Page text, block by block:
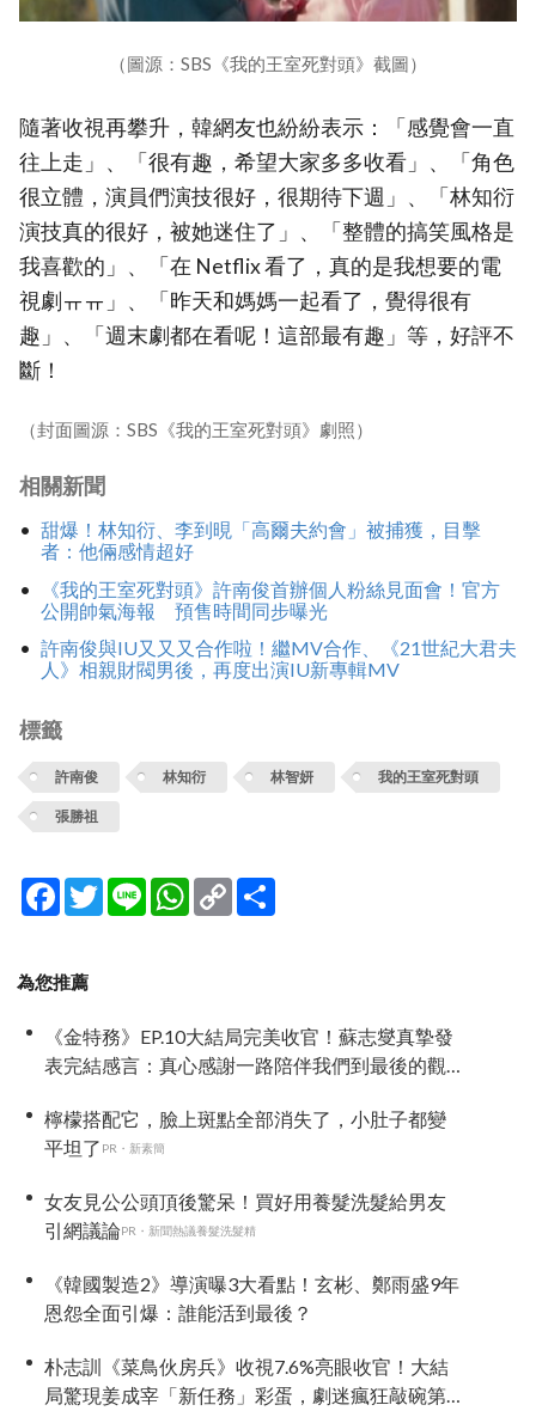
（圖源：SBS《我的王室死對頭》截圖）
隨著收視再攀升，韓網友也紛紛表示：「感覺會一直
往上走」、「很有趣，希望大家多多收看」、「角色
很立體，演員們演技很好，很期待下週」、「林知衍
演技真的很好，被她迷住了」、「整體的搞笑風格是
我喜歡的」、「在 Netflix 看了，真的是我想要的電
視劇ㅠㅠ」、「昨天和媽媽一起看了，覺得很有
趣」、「週末劇都在看呢！這部最有趣」等，好評不
斷！
（封面圖源：SBS《我的王室死對頭》劇照）
相關新聞
甜爆！林知衍、李到晛「高爾夫約會」被捕獲，目擊
者：他倆感情超好
《我的王室死對頭》許南俊首辦個人粉絲見面會！官方
公開帥氣海報 預售時間同步曝光
許南俊與IU又又又合作啦！繼MV合作、《21世紀大君夫
人》相親財閥男後，再度出演IU新專輯MV
標籤
許南俊 林知衍 林智妍 我的王室死對頭
張勝祖
Facebook
TwitterLine WhatsApp
Copy
Link
為您推薦
《金特務》EP.10大結局完美收官！蘇志燮真摯發
表完結感言：真心感謝一路陪伴我們到最後的觀
檸檬搭配它，臉上斑點全部消失了，小肚子都變
平坦了 PR・新素簡
女友見公公頭頂後驚呆！買好用養髮洗髮給男友
引網議論PR・新聞熱議養髮洗髮精
《韓國製造2》導演曝3大看點！玄彬、鄭雨盛9年
恩怨全面引爆：誰能活到最後？
朴志訓《菜鳥伙房兵》收視7.6%亮眼收官！大結
局驚現姜成宰「新任務」彩蛋，劇迷瘋狂敲碗第